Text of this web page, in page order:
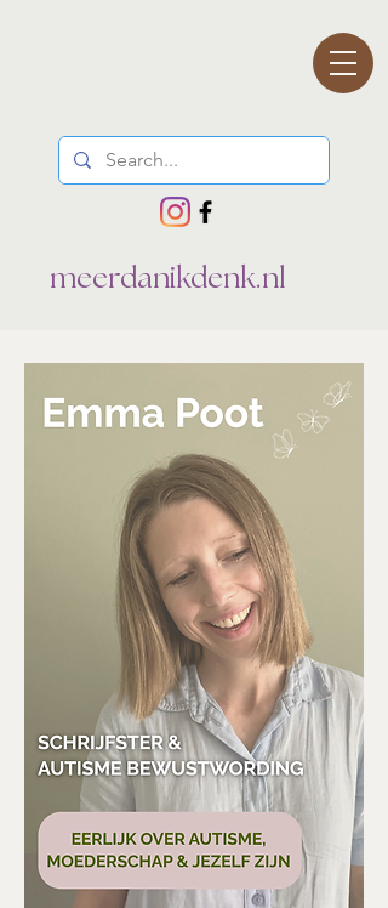
meerdanikdenk.nl